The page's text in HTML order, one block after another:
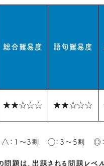
総合難易度 語句難易度
★★☆☆☆ ★★☆☆☆
△：1〜3割 ◯：3〜5割 ◎
問題は、出題される問題レベ